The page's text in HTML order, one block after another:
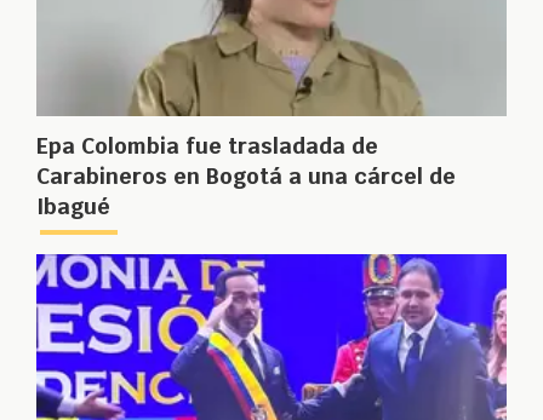
Epa Colombia fue trasladada de
Carabineros en Bogotá a una cárcel de
Ibagué